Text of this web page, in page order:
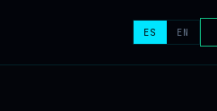
ES EN